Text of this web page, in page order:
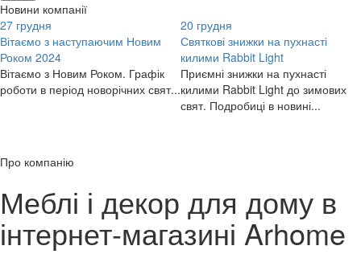
Новини компанії
27 грудня
Вітаємо з наступаючим Новим
Роком 2024
Вітаємо з Новим Роком. Графік
роботи в період новорічних свят...
20 грудня
Святкові знижки на пухнасті
килими Rabbit Light
Приємні знижки на пухнасті
килими Rabbit Light до зимових
свят. Подробиці в новині...
Про компанію
Меблі і декор для дому в
інтернет-магазині Arhome